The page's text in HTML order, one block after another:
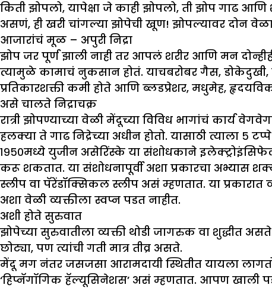
किती झोपलो, यापेक्षा जे काही झोपलो, ती झोप गाढ
असणं, ही खरी चांगल्या झोपेची खूण! झोपल्यावर दोन
आजारांचं मूळ – अपुरी निद्रा
झोप जर पूर्ण झाली नाही तर आपलं शरीर आणि मन
त्यामुळे कामाचं नुकसान होतं. याचबरोबर गैस, डोकेदुखी,
प्रतिकारशक्ती कमी होते आणि ब्लडप्रेशर, मधुमेह,
असे चालते निद्राचक्र
रात्री झोपण्याच्या वेळी मेंदूच्या विविध भागांचं कार्य
हलक्या ते गाढ निद्रेच्या अधीन होतो. यासाठी त्याला
१९५०मध्ये युजीन असेरिंस्के या संशोधकाने
करू शकतात. या संशोधनापूर्वी अशा प्रकारचा अभ्यास
स्लीप वा पॅरेंडॉक्सिकल स्लीप असं म्हणतात. या
अशा वेळी व्यक्तीला स्वप्न पडत नाहीत.
अशी होते सुरुवात
झोपेच्या सुरुवातीला व्यक्ती थोडी जागरुक वा शुद्धीत
छोट्या, पण त्यांची गती मात्र तीव्र असते.
मेंदू मग नंतर जसजसा आरामदायी स्थितीत यायला
‘हिप्नॅगॉगिक हॅल्यूसिनेशस’ असं म्हणतात. आपण खाली